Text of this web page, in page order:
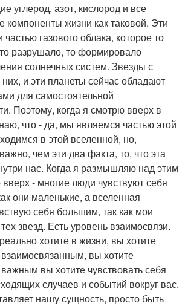
углерод, азот, кислород и все
жизни как таковой. Эти
газового облака, которое то
разрушало, то формировало
солнечных систем. Звезды с
и эти планеты сейчас обладают
для самостоятельной
Поэтому, когда я смотрю вверх в
что - да, мы являемся частью этой
в этой вселенной, но,
чем эти два факта, то, что эта
нас. Когда я размышляю над этим
- многие люди чувствуют себя
они маленькие, а вселенная
себя большим, так как мои
звезд. Есть уровень взаимосвязи.
хотите в жизни, вы хотите
взаимосвязанным, вы хотите
вы хотите чувствовать себя
случаев и событий вокруг вас.
нашу сущность, просто быть